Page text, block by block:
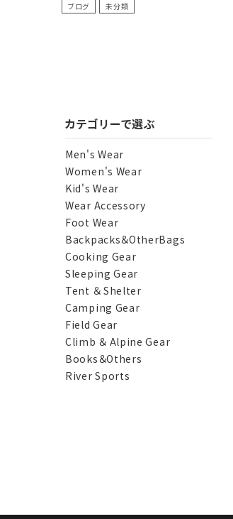
ブログ
未分類
カテゴリーで選ぶ
Men's Wear
Women's Wear
Kid's Wear
Wear Accessory
Foot Wear
Backpacks＆OtherBags
Cooking Gear
Sleeping Gear
Tent ＆ Shelter
Camping Gear
Field Gear
Climb ＆ Alpine Gear
Books＆Others
River Sports